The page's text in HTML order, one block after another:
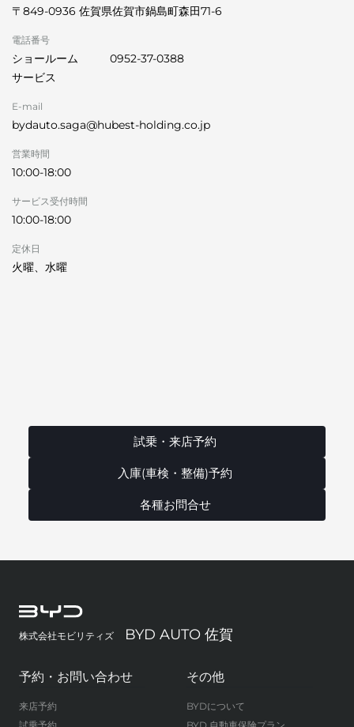
〒849-0936 佐賀県佐賀市鍋島町森田71-6
電話番号
ショールーム
0952-37-0388
サービス
E-mail
bydauto.saga@hubest-holding.co.jp
営業時間
10:00-18:00
サービス受付時間
10:00-18:00
定休日
火曜、水曜
試乗・来店予約
入庫(車検・整備)予約
各種お問合せ
株式会社モビリティズ BYD AUTO 佐賀
予約・お問い合わせ
来店予約
その他
BYDについて